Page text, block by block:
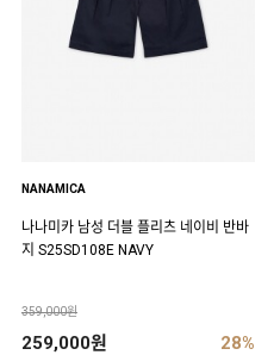
NANAMICA
나나미카 남성 더블 플리츠 네이비 반바
지 S25SD108E NAVY
359,000원
259,000원 28%